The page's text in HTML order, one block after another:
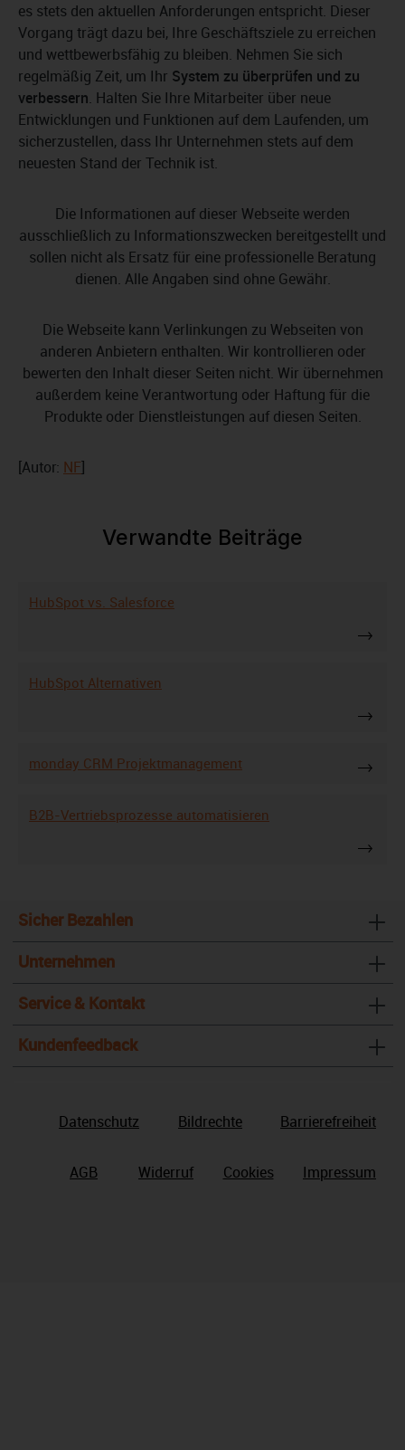
es stets den aktuellen Anforderungen entspricht. Dieser
Vorgang trägt dazu bei, Ihre Geschäftsziele zu erreichen
und wettbewerbsfähig zu bleiben. Nehmen Sie sich
regelmäßig Zeit, um Ihr System zu überprüfen und zu
verbessern. Halten Sie Ihre Mitarbeiter über neue
Entwicklungen und Funktionen auf dem Laufenden, um
sicherzustellen, dass Ihr Unternehmen stets auf dem
neuesten Stand der Technik ist.
Die Informationen auf dieser Webseite werden
ausschließlich zu Informationszwecken bereitgestellt und
sollen nicht als Ersatz für eine professionelle Beratung
dienen. Alle Angaben sind ohne Gewähr.
Die Webseite kann Verlinkungen zu Webseiten von
anderen Anbietern enthalten. Wir kontrollieren oder
bewerten den Inhalt dieser Seiten nicht. Wir übernehmen
außerdem keine Verantwortung oder Haftung für die
Produkte oder Dienstleistungen auf diesen Seiten.
[Autor: NF]
Verwandte Beiträge
HubSpot vs. Salesforce
HubSpot Alternativen
monday CRM Projektmanagement
B2B-Vertriebsprozesse automatisieren
Sicher Bezahlen
Unternehmen
Service & Kontakt
Kundenfeedback
Datenschutz Bildrechte Barrierefreiheit
AGB Widerruf Cookies Impressum